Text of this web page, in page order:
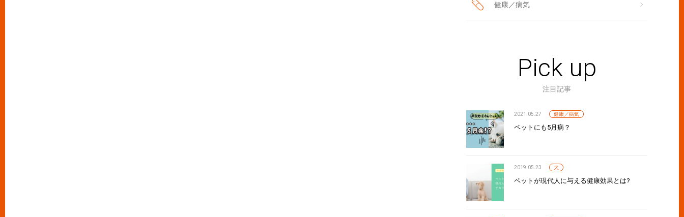
健康／病気
Pick up
注目記事
2021.05.27 健康／病気
ペットにも5月病？
2019.05.23 犬
ペットが現代人に与える健康効果とは?